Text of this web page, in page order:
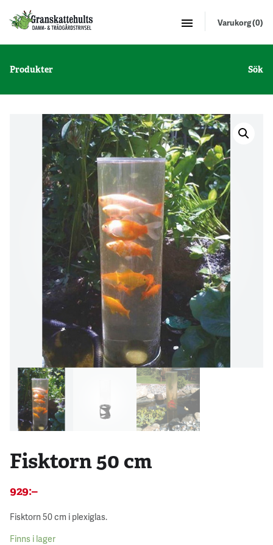
Varukorg (0)
Produkter Sök
Fisktorn 50 cm
929:–
Fisktorn 50 cm i plexiglas.
Finns i lager